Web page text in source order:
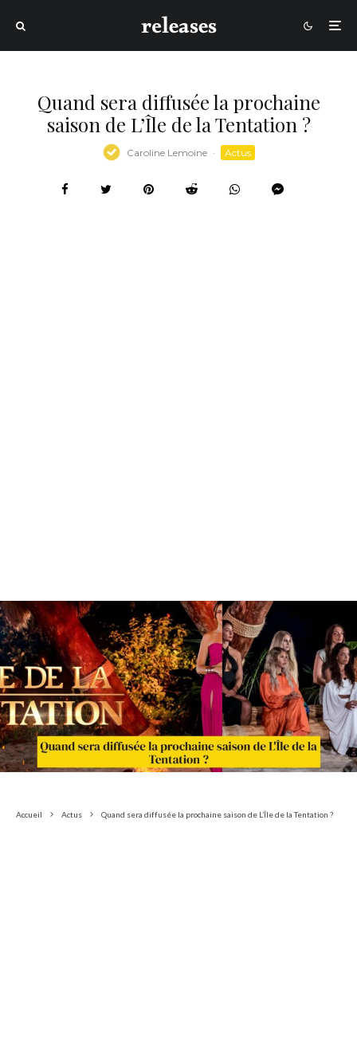
Quand sera diffusée la prochaine
saison de L’Île de la Tentation ?
Caroline Lemoine · Actus
Accueil Actus Quand sera diffusée la prochaine saison de L’Île de la Tentation ?